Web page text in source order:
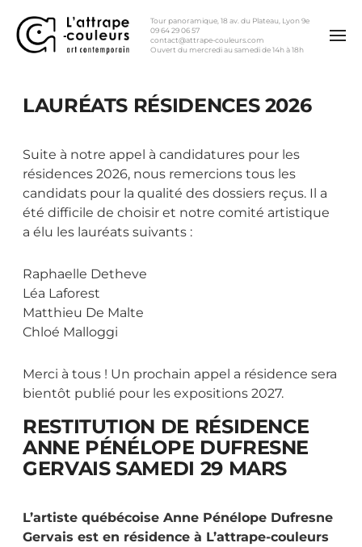
Tour panoramique, 18 av. du Plateau, Lyon 9e
09 64 29 06 57
contact@attrape-couleurs.com
Ouvert du mercredi au samedi de 14h à 18h
LAURÉATS RÉSIDENCES 2026
Suite à notre appel à candidatures pour les
résidences 2026, nous remercions tous les
candidats pour la qualité des dossiers reçus. Il a
été difficile de choisir et notre comité artistique
a élu les lauréats suivants :
Raphaelle Detheve
Léa Laforest
Matthieu De Malte
Chloé Malloggi
Merci à tous ! Un prochain appel a résidence sera
bientôt publié pour les expositions 2027.
RESTITUTION DE RÉSIDENCE
ANNE PÉNÉLOPE DUFRESNE
GERVAIS SAMEDI 29 MARS
L’artiste québécoise Anne Pénélope Dufresne
Gervais est en résidence à L’attrape-couleurs